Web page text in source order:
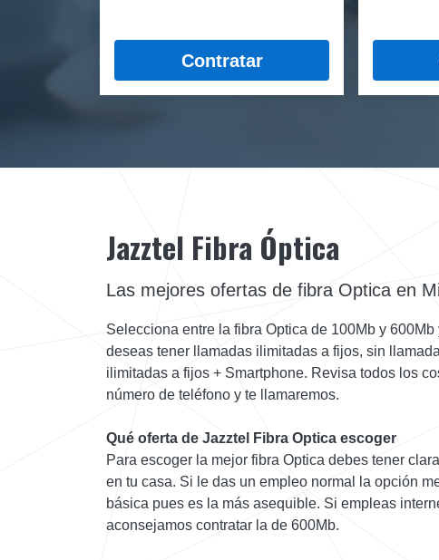
Contratar
Jazztel Fibra Óptica
Las mejores ofertas de fibra Optica en
Selecciona entre la fibra Optica de 100Mb y
deseas tener llamadas ilimitadas a fijos, sin
ilimitadas a fijos + Smartphone. Revisa todos los
número de teléfono y te llamaremos.
Qué oferta de Jazztel Fibra Optica escoger
Para escoger la mejor fibra Optica debes tener
en tu casa. Si le das un empleo normal la opción
básica pues es la más asequible. Si empleas
aconsejamos contratar la de 600Mb.